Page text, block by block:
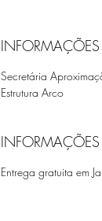
Secretária
Estrutura Arco
Entrega gratuita em